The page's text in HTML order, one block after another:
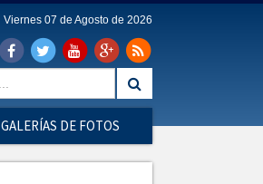
Viernes 07 de Agosto de 2026
GALERÍAS DE FOTOS